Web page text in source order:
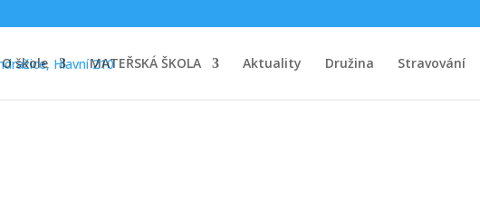
O škole MATEŘSKÁ ŠKOLA Aktuality Družina Stravování